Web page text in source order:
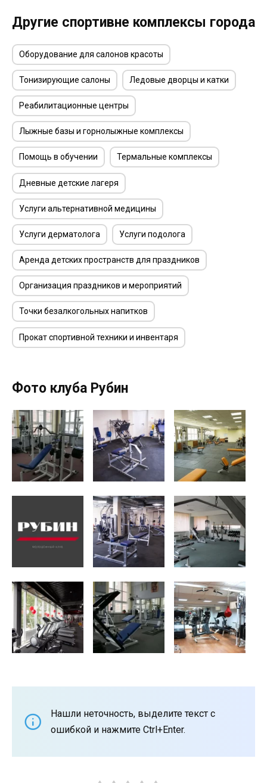
Другие спортивне комплексы города
Оборудование для салонов красоты
Тонизирующие салоны Ледовые дворцы и катки
Реабилитационные центры
Лыжные базы и горнолыжные комплексы
Помощь в обучении Термальные комплексы
Дневные детские лагеря
Услуги альтернативной медицины
Услуги дерматолога Услуги подолога
Аренда детских пространств для праздников
Организация праздников и мероприятий
Точки безалкогольных напитков
Прокат спортивной техники и инвентаря
Фото клуба Рубин
Нашли неточность, выделите текст с
ошибкой и нажмите Ctrl+Enter.